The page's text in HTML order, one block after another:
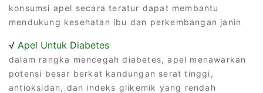
konsumsi apel secara teratur dapat membantu
mendukung kesehatan ibu dan perkembangan janin
√ Apel Untuk Diabetes
dalam rangka mencegah diabetes, apel menawarkan
potensi besar berkat kandungan serat tinggi,
antioksidan, dan indeks glikemik yang rendah